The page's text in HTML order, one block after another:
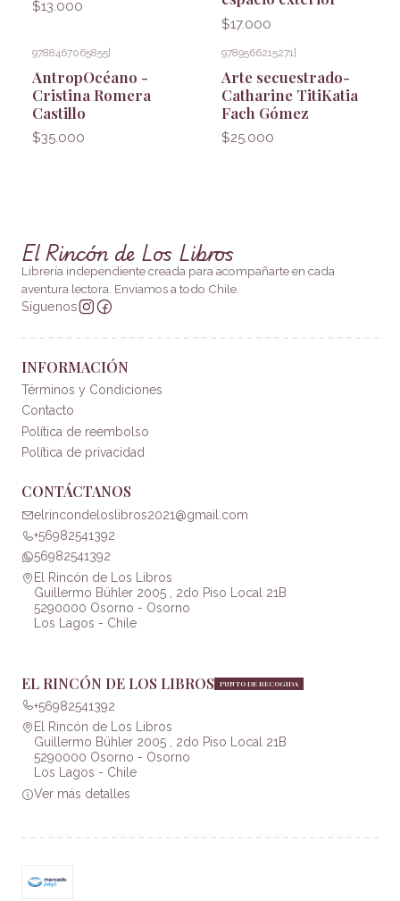
$13.000
$17.000
9788467065855|
AntropOcéano -
Cristina Romera
Castillo
$35.000
9789566215271 |
Arte secuestrado-
Catharine TitiKatia
Fach Gómez
$25.000
El Rincón de Los Libros
Librería independiente creada para acompañarte en cada
aventura lectora. Enviamos a todo Chile.
Síguenos
INFORMACIÓN
Términos y Condiciones
Contacto
Política de reembolso
Política de privacidad
CONTÁCTANOS
elrincondeloslibros2021@gmail.com
+56982541392
56982541392
El Rincón de Los Libros
Guillermo Bühler 2005 , 2do Piso Local 21B
5290000 Osorno - Osorno
Los Lagos - Chile
EL RINCÓN DE LOS LIBROS PUNTO DE RECOGIDA
+56982541392
El Rincón de Los Libros
Guillermo Bühler 2005 , 2do Piso Local 21B
5290000 Osorno - Osorno
Los Lagos - Chile
Ver más detalles